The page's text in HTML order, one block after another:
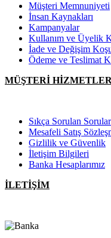
Müşteri Memnuniyeti
İnsan Kaynakları
Kampanyalar
Kullanım ve Üyelik
İade ve Değişim
Ödeme ve Teslimat
MÜŞTERİ
Sıkça Sorulan Sorular
Mesafeli Satış
Gizlilik ve Güvenlik
İletişim Bilgileri
Banka Hesaplarımız
İLETİŞİM